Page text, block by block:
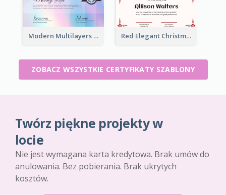
Modern Multilayers Holographic Certificate Design Idea Red Elegant Christmas Celebration Certificate
ZOBACZ WSZYSTKIE CERTYFIKATY SZABLONY
Twórz piękne projekty w
locie
Nie jest wymagana karta kredytowa. Brak umów do
anulowania. Bez pobierania. Brak ukrytych
kosztów.